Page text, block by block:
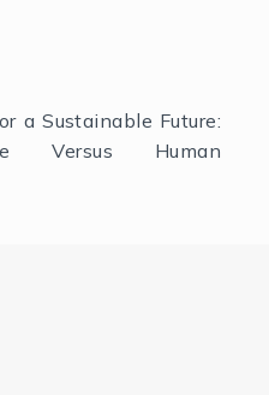
a Sustainable Future:
Versus Human